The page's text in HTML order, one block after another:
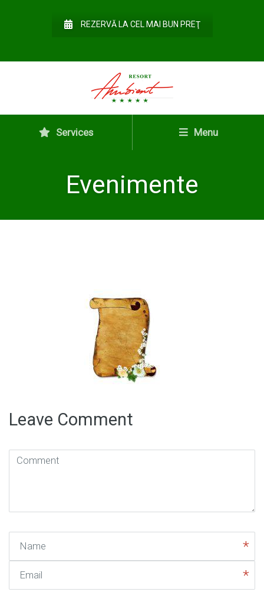
REZERVĂ LA CEL MAI BUN PREŢ
Services Menu
Evenimente
Leave Comment
Comment